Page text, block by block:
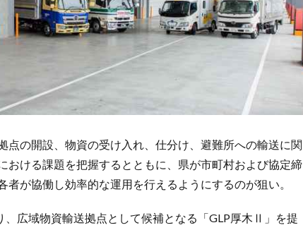
点の開設、物資の受け入れ、仕分け、避難所への輸送に関
おける課題を把握するとともに、県が市町村および協定締
が協働し効率的な運用を行えるようにするのが狙い。
、広域物資輸送拠点として候補となる「GLP厚木Ⅱ」を提